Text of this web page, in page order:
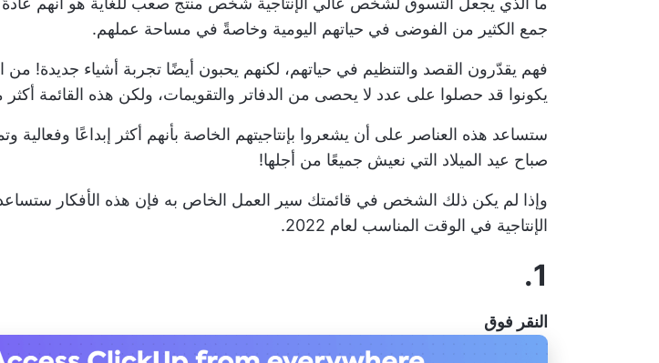
جمع الكثير من الفوضى في حياتهم اليومية وخاصةً في مساحة عملهم.
فهم يقدّرون القصد والتنظيم في حياتهم، لكنهم يحبون أيضًا تجربة أشياء جديدة! من
يكونوا قد حصلوا على عدد لا يحصى من الدفاتر والتقويمات، ولكن هذه القائمة
ستساعد هذه العناصر على أن يشعروا بإنتاجيتهم الخاصة بأنهم أكثر إبداعًا وفعالية
صباح عيد الميلاد التي نعيش جميعًا من أجلها!
وإذا لم يكن ذلك الشخص في قائمتك سير العمل الخاص به فإن هذه الأفكار
الإنتاجية في الوقت المناسب لعام 2022.
1.
النقر فوق